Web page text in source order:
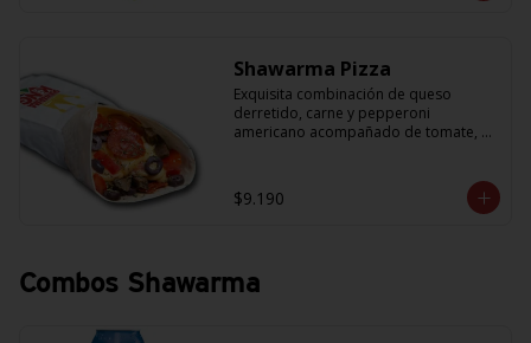
Shawarma Pizza
Exquisita combinación de queso
derretido, carne y pepperoni
americano acompañado de tomate,
$9.190
Combos Shawarma